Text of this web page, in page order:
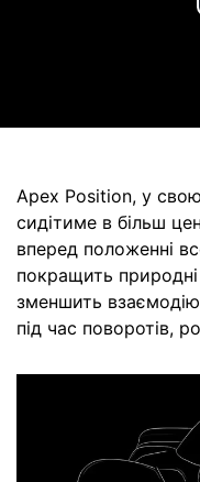
Apex Position, у
сидітиме в більш
вперед положенні
покращить
зменшить
під час поворотів,